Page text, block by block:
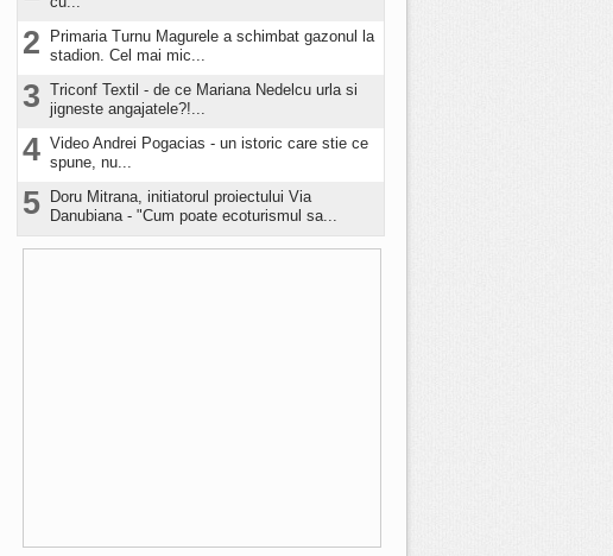
2
Primaria Turnu Magurele a schimbat gazonul la
stadion. Cel mai mic...
3 Triconf Textil - de ce Mariana Nedelcu urla si
jigneste angajatele?!...
4 Video Andrei Pogacias - un istoric care stie ce
spune, nu...
5
Doru Mitrana, initiatorul proiectului Via
Danubiana - "Cum poate ecoturismul sa...